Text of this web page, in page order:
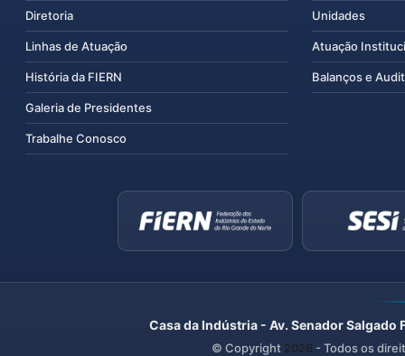
Diretoria
Linhas de Atuação
História da FIERN
Galeria de Presidentes
Trabalhe Conosco
Unidades
Atuação
Balanços e
Casa da Indústria - Av. Senador
© Copyright 2026 - Todos os